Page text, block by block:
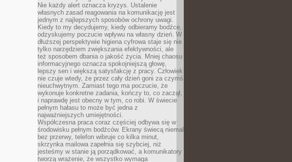
Nie każdy alert oznacza kryzys. Ustalenie
własnych zasad reagowania na komunikację jest
jednym z najlepszych sposobów ochrony uwagi.
Kiedy to my decydujemy, kiedy odbieramy bodźce,
odzyskujemy poczucie wpływu na własny dzień. W
dłuższej perspektywie higiena cyfrowa staje się nie
tylko narzędziem zwiększania efektywności, ale
też sposobem dbania o jakość życia. Mniej chaosu
informacyjnego oznacza spokojniejszą głowę,
lepszy sen i większą satysfakcję z pracy. Człowiek
nie czuje wtedy, że przez cały dzień goni za czymś
nieuchwytnym. Zamiast tego ma poczucie, że
wykonuje konkretne zadania, kończy to, co zaczął,
i naprawdę jest obecny w tym, co robi. W świecie
pełnym hałasu to może być jedna z
najważniejszych umiejętności.
Współczesna praca coraz częściej odbywa się w
środowisku pełnym bodźców. Ekrany świecą niemal
bez przerwy, telefon wibruje co kilka minut,
skrzynka mailowa zapełnia się szybciej, niż
jesteśmy w stanie ją porządkować, a komunikatory
tworzą wrażenie, że wszystko wymaga